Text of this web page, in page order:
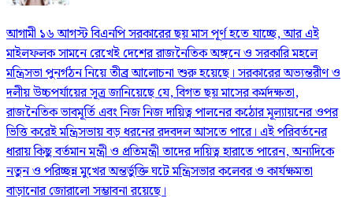
আগামী ১৬ আগস্ট বিএনপি সরকারের ছয় মাস পূর্ণ হতে যাচ্ছে, আর এই
মাইলফলক সামনে রেখেই দেশের রাজনৈতিক অঙ্গনে ও সরকারি মহলে
মন্ত্রিসভা পুনর্গঠন নিয়ে তীব্র আলোচনা শুরু হয়েছে। সরকারের অভ্যন্তরীণ ও
দলীয় উচ্চপর্যায়ের সূত্র জানিয়েছে যে, বিগত ছয় মাসের কর্মদক্ষতা,
রাজনৈতিক ভাবমূর্তি এবং নিজ নিজ দায়িত্ব পালনের কঠোর মূল্যায়নের ওপর
ভিত্তি করেই মন্ত্রিসভায় বড় ধরনের রদবদল আসতে পারে। এই পরিবর্তনের
ধারায় কিছু বর্তমান মন্ত্রী ও প্রতিমন্ত্রী তাদের দায়িত্ব হারাতে পারেন, অন্যদিকে
নতুন ও পরিচ্ছন্ন মুখের অন্তর্ভুক্তি ঘটে মন্ত্রিসভার কলেবর ও কার্যক্ষমতা
বাড়ানোর জোরালো সম্ভাবনা রয়েছে।